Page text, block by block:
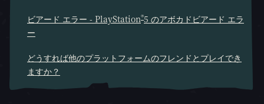
ビアード エラー - PlayStation®5 のアボカドビアード エラ
ー
どうすれば他のプラットフォームのフレンドとプレイでき
ますか？